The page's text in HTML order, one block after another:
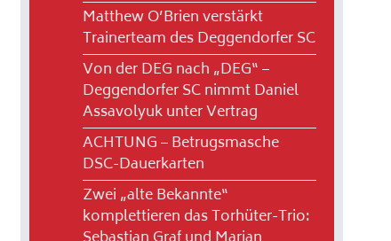
Matthew O’Brien verstärkt
Trainerteam des Deggendorfer SC
Von der DEG nach „DEG“ –
Deggendorfer SC nimmt Daniel
Assavolyuk unter Vertrag
ACHTUNG – Betrugsmasche
DSC-Dauerkarten
Zwei „alte Bekannte“
komplettieren das Torhüter-Trio: